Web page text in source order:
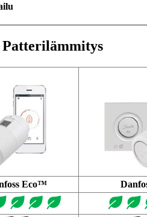
Patterilämmitys
Eco™